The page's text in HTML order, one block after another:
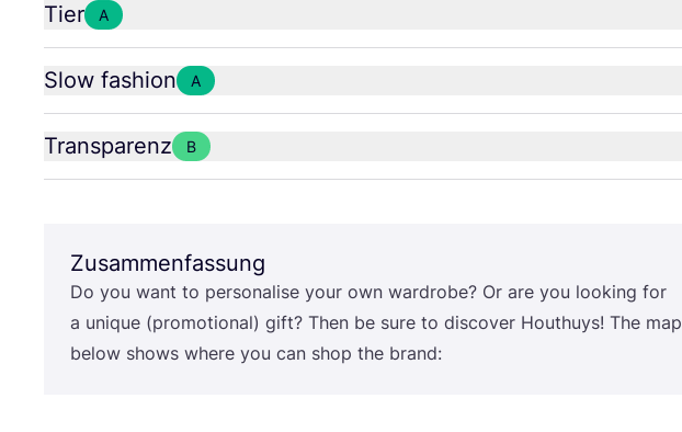
Tier A
Slow fashion A
Transparenz B
Zusammenfassung
Do you want to per­so­na­li­se your own ward­ro­be? Or are you loo­king for
a uni­que (pro­mo­tio­nal) gift? Then be sure to dis­co­ver Hout­huys! The map
below shows whe­re you can shop the brand: